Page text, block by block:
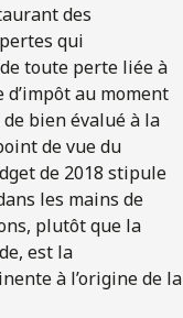
des
qui
toute perte liée à
au moment
bien évalué à la
de vue du
de 2018 stipule
les mains de
plutôt que la
est la
à l’origine de la